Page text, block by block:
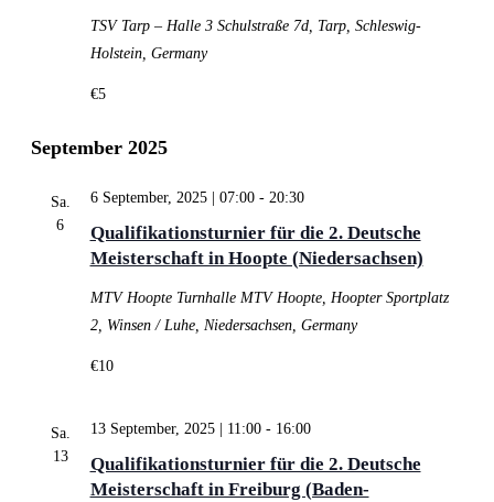
TSV Tarp – Halle 3 Schulstraße 7d, Tarp, Schleswig-
Holstein, Germany
€5
September 2025
Sa.
6
Qualifikationsturnier für die 2. Deutsche
Meisterschaft in Hoopte (Niedersachsen)
6 September, 2025 | 07:00- 20:30
MTV Hoopte Turnhalle MTV Hoopte, Hoopter Sportplatz
2, Winsen / Luhe, Niedersachsen, Germany
€10
Sa.
13
Qualifikationsturnier für die 2. Deutsche
Meisterschaft in Freiburg (Baden-
13 September, 2025 | 11:00- 16:00